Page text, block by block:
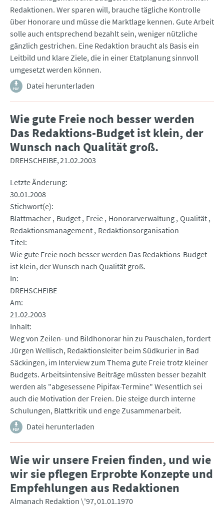
Redaktionen. Wer sparen will, brauche tägliche Kontrolle
über Honorare und müsse die Marktlage kennen. Gute Arbeit
solle auch entsprechend bezahlt sein, weniger nützliche
gänzlich gestrichen. Eine Redaktion braucht als Basis ein
Leitbild und klare Ziele, die in einer Etatplanung sinnvoll
umgesetzt werden können.
Datei herunterladen
Wie gute Freie noch besser werden
Das Redaktions-Budget ist klein, der
Wunsch nach Qualität groß.
DREHSCHEIBE 21.02.2003
Letzte Änderung
30.01.2008
Stichwort(e)
Blattmacher Budget Freie Honorarverwaltung Qualität
Redaktionsmanagement Redaktionsorganisation
Titel
Wie gute Freie noch besser werden Das Redaktions-Budget
ist klein, der Wunsch nach Qualität groß.
In
DREHSCHEIBE
Am
21.02.2003
Inhalt
Weg von Zeilen- und Bildhonorar hin zu Pauschalen, fordert
Jürgen Wellisch, Redaktionsleiter beim Südkurier in Bad
Säckingen, im Interview zum Thema gute Freie trotz kleiner
Budgets. Arbeitsintensive Beiträge müssten besser bezahlt
werden als "abgesessene Pipifax-Termine" Wesentlich sei
auch die Motivation der Freien. Die steige durch interne
Schulungen, Blattkritik und enge Zusammenarbeit.
Datei herunterladen
Wie wir unsere Freien finden, und wie
wir sie pflegen Erprobte Konzepte und
Empfehlungen aus Redaktionen
Almanach Redaktion \'97 01.01.1970